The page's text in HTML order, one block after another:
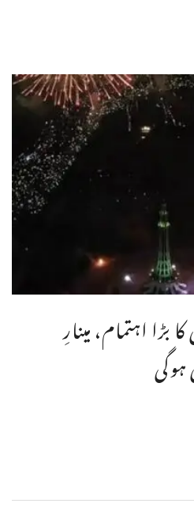
اہتمام، مینارِ